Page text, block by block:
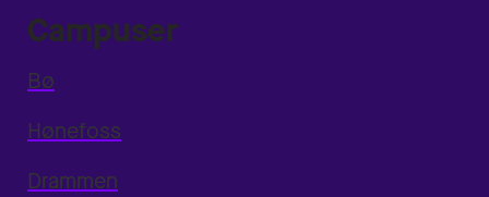
Campuser
Bø
Hønefoss
Drammen